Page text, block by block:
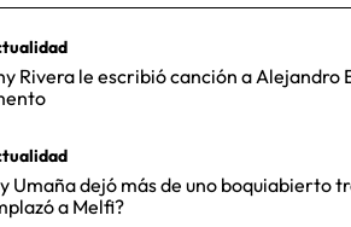
Rivera le escribió canción a Alejandro
Umaña dejó más de uno boquiabierto
a Melfi?